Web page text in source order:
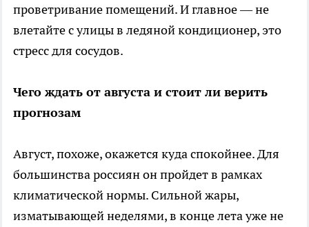
проветривание помещений. И главное — не
влетайте с улицы в ледяной кондиционер, это
стресс для сосудов.
Чего ждать от августа и стоит ли верить
прогнозам
Август, похоже, окажется куда спокойнее. Для
большинства россиян он пройдет в рамках
климатической нормы. Сильной жары,
изматывающей неделями, в конце лета уже не